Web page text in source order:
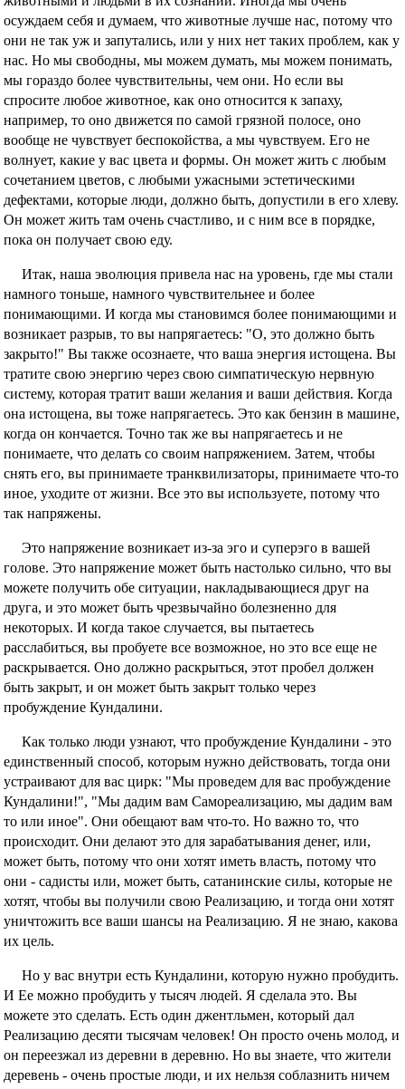
осуждаем себя и думаем, что животные лучше нас, потому что
они не так уж и запутались, или у них нет таких проблем, как у
нас. Но мы свободны, мы можем думать, мы можем понимать,
мы гораздо более чувствительны, чем они. Но если вы
спросите любое животное, как оно относится к запаху,
например, то оно движется по самой грязной полосе, оно
вообще не чувствует беспокойства, а мы чувствуем. Его не
волнует, какие у вас цвета и формы. Он может жить с любым
сочетанием цветов, с любыми ужасными эстетическими
дефектами, которые люди, должно быть, допустили в его хлеву.
Он может жить там очень счастливо, и с ним все в порядке,
пока он получает свою еду.
Итак, наша эволюция привела нас на уровень, где мы стали
намного тоньше, намного чувствительнее и более
понимающими. И когда мы становимся более понимающими и
возникает разрыв, то вы напрягаетесь: "О, это должно быть
закрыто!" Вы также осознаете, что ваша энергия истощена. Вы
тратите свою энергию через свою симпатическую нервную
систему, которая тратит ваши желания и ваши действия. Когда
она истощена, вы тоже напрягаетесь. Это как бензин в машине,
когда он кончается. Точно так же вы напрягаетесь и не
понимаете, что делать со своим напряжением. Затем, чтобы
снять его, вы принимаете транквилизаторы, принимаете что-то
иное, уходите от жизни. Все это вы используете, потому что
так напряжены.
Это напряжение возникает из-за эго и суперэго в вашей
голове. Это напряжение может быть настолько сильно, что вы
можете получить обе ситуации, накладывающиеся друг на
друга, и это может быть чрезвычайно болезненно для
некоторых. И когда такое случается, вы пытаетесь
расслабиться, вы пробуете все возможное, но это все еще не
раскрывается. Оно должно раскрыться, этот пробел должен
быть закрыт, и он может быть закрыт только через
пробуждение Кундалини.
Как только люди узнают, что пробуждение Кундалини - это
единственный способ, которым нужно действовать, тогда они
устраивают для вас цирк: "Мы проведем для вас пробуждение
Кундалини!", "Мы дадим вам Самореализацию, мы дадим вам
то или иное". Они обещают вам что-то. Но важно то, что
происходит. Они делают это для зарабатывания денег, или,
может быть, потому что они хотят иметь власть, потому что
они - садисты или, может быть, сатанинские силы, которые не
хотят, чтобы вы получили свою Реализацию, и тогда они хотят
уничтожить все ваши шансы на Реализацию. Я не знаю, какова
их цель.
Но у вас внутри есть Кундалини, которую нужно пробудить.
И Ее можно пробудить у тысяч людей. Я сделала это. Вы
можете это сделать. Есть один джентльмен, который дал
Реализацию десяти тысячам человек! Он просто очень молод, и
он переезжал из деревни в деревню. Но вы знаете, что жители
деревень - очень простые люди, и их нельзя соблазнить ничем